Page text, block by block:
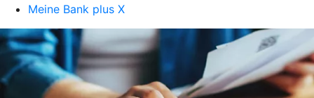
Meine Bank plus X